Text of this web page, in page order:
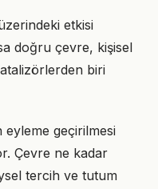
etkisi
doğru çevre, kişisel
biri
eyleme geçirilmesi
Çevre ne kadar
tercih ve tutum